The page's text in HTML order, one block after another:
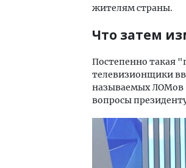
жителям страны.
Что затем
Постепенно такая
телевизионщики
называемых ЛОМов
вопросы